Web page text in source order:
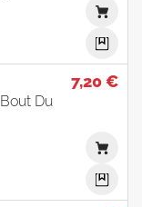
7,20 €
Du